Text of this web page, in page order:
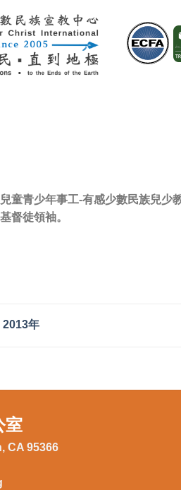
童青少年事工-有感少數民族兒少
督徒領袖。
2013年
室
CA 95366